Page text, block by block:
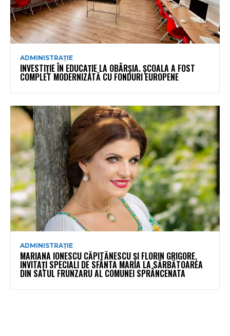
ADMINISTRAȚIE
INVESTIȚIE ÎN EDUCAȚIE LA OBÂRȘIA. ȘCOALA A FOST
COMPLET MODERNIZATĂ CU FONDURI EUROPENE
ADMINISTRAȚIE
MARIANA IONESCU CĂPITĂNESCU ȘI FLORIN GRIGORE,
INVITAȚI SPECIALI DE SFÂNTA MARIA LA SĂRBĂTOAREA
DIN SATUL FRUNZARU AL COMUNEI SPRÂNCENATA